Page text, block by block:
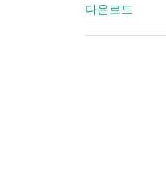
다운로드